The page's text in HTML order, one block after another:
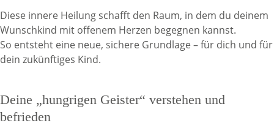
Diese innere Heilung schafft den Raum, in dem du deinem
Wunschkind mit offenem Herzen begegnen kannst.
So entsteht eine neue, sichere Grundlage – für dich und für
dein zukünftiges Kind.
Deine „hungrigen Geister“ verstehen und
befrieden